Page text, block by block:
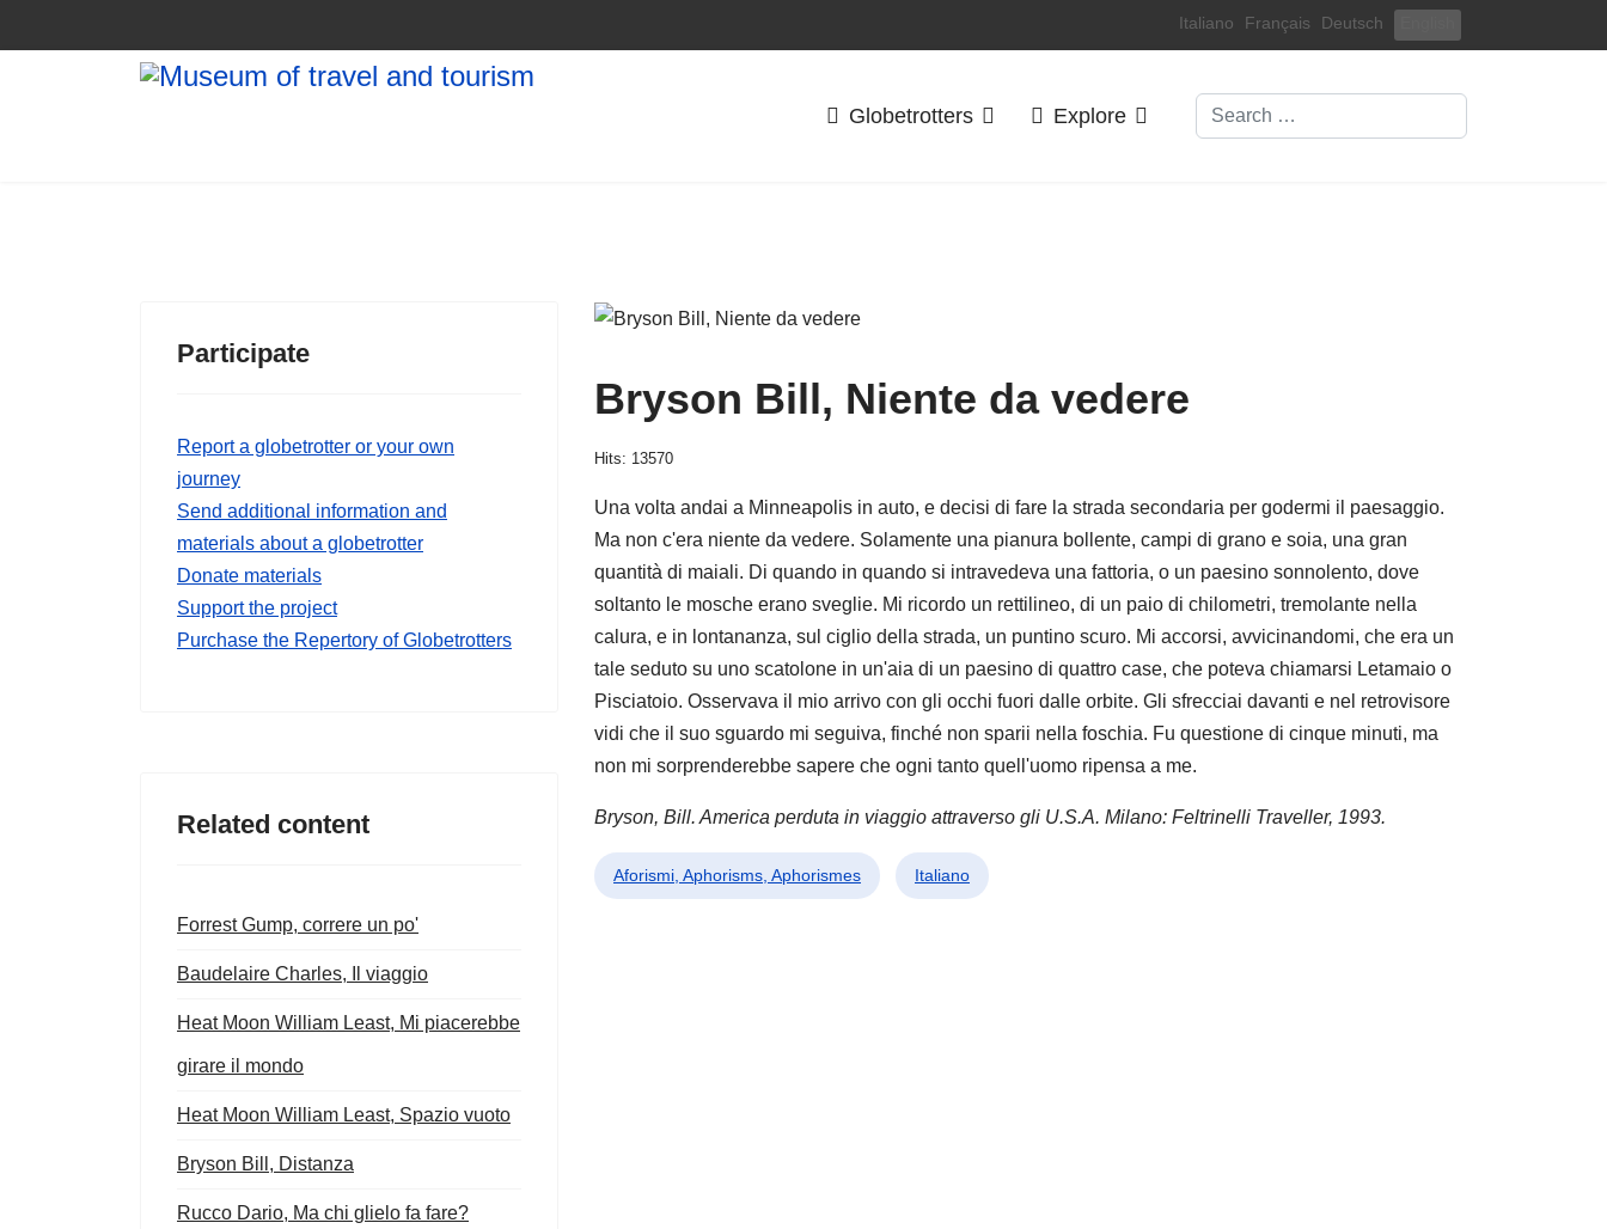
Select your language
Italiano Français Deutsch
Globetrotters Explore Search
Participate
Report a globetrotter or your own
journey
Send additional information and
materials about a globetrotter
Donate materials
Support the project
Purchase the Repertory of Globetrotters
Related content
Forrest Gump, correre un po'
Baudelaire Charles, Il viaggio
Heat Moon William Least, Mi piacerebbe
girare il mondo
Heat Moon William Least, Spazio vuoto
Bryson Bill, Distanza
Rucco Dario, Ma chi glielo fa fare?
Bryson Bill, Niente da vedere
Hits: 13570
Una volta andai a Minneapolis in auto, e decisi di fare la strada secondaria per godermi il paesaggio.
Ma non c'era niente da vedere. Solamente una pianura bollente, campi di grano e soia, una gran
quantità di maiali. Di quando in quando si intravedeva una fattoria, o un paesino sonnolento, dove
soltanto le mosche erano sveglie. Mi ricordo un rettilineo, di un paio di chilometri, tremolante nella
calura, e in lontananza, sul ciglio della strada, un puntino scuro. Mi accorsi, avvicinandomi, che era un
tale seduto su uno scatolone in un'aia di un paesino di quattro case, che poteva chiamarsi Letamaio o
Pisciatoio. Osservava il mio arrivo con gli occhi fuori dalle orbite. Gli sfrecciai davanti e nel retrovisore
vidi che il suo sguardo mi seguiva, finché non sparii nella foschia. Fu questione di cinque minuti, ma
non mi sorprenderebbe sapere che ogni tanto quell'uomo ripensa a me.
Bryson, Bill. America perduta in viaggio attraverso gli U.S.A. Milano: Feltrinelli Traveller, 1993.
Aforismi, Aphorisms, Aphorismes Italiano